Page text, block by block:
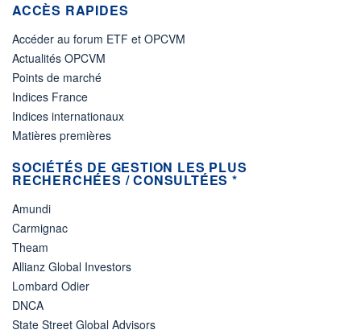
ACCÈS RAPIDES
Accéder au forum ETF et OPCVM
Actualités OPCVM
Points de marché
Indices France
Indices internationaux
Matières premières
SOCIÉTÉS DE GESTION LES PLUS
RECHERCHÉES / CONSULTÉES *
Amundi
Carmignac
Theam
Allianz Global Investors
Lombard Odier
DNCA
State Street Global Advisors